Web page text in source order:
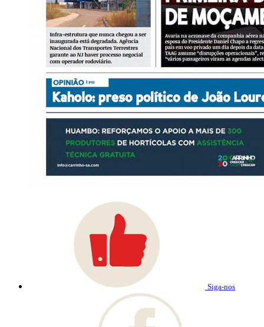
Siga-nos